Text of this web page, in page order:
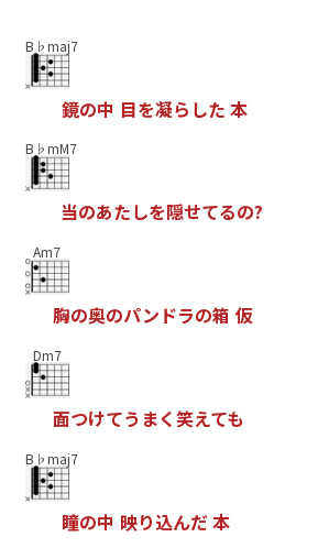
B♭maj7
鏡の中 目を凝ら した 本
B♭mM7
当のあたしを隠せてるの?
Am7
胸の奥のパン ドラの箱 仮
Dm7
面つけてう まく笑えても
B♭maj7
瞳の中 映り込んだ本